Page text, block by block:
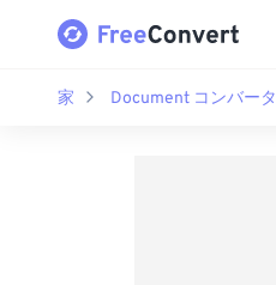
家 Document コンバータ